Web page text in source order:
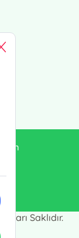
Saklıdır.